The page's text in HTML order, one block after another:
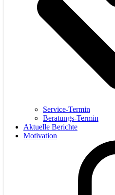
Service-Termin
Beratungs-Termin
Aktuelle Berichte
Motivation